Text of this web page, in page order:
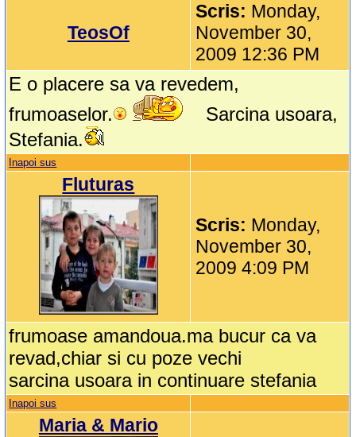
TeosOf
Scris: Monday,
November 30,
2009 12:36 PM
E o placere sa va revedem,
frumoaselor.
Sarcina usoara,
Stefania.
Inapoi sus
Fluturas
Scris: Monday,
November 30,
2009 4:09 PM
frumoase amandoua.ma bucur ca va
revad,chiar si cu poze vechi
sarcina usoara in continuare stefania
Inapoi sus
Maria & Mario